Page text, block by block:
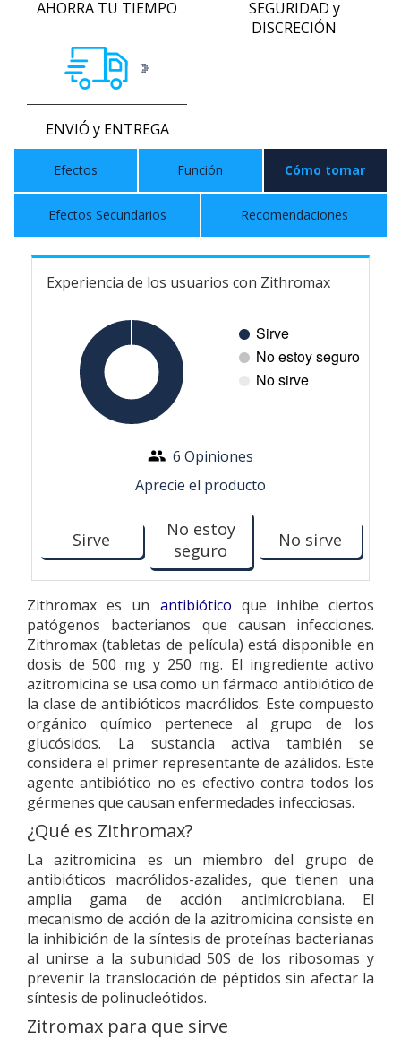
AHORRA TU TIEMPO
SEGURIDAD y
DISCRECIÓN
ENVIÓ y ENTREGA
Efectos Función Cómo tomar
Efectos Secundarios Recomendaciones
Experiencia de los usuarios con Zithromax
6 Opiniones
Aprecie el producto
Sirve
No estoy
seguro
No sirve
Zithromax es un antibiótico que inhibe ciertos
patógenos bacterianos que causan infecciones.
Zithromax (tabletas de película) está disponible en
dosis de 500 mg y 250 mg. El ingrediente activo
azitromicina se usa como un fármaco antibiótico de
la clase de antibióticos macrólidos. Este compuesto
orgánico químico pertenece al grupo de los
glucósidos. La sustancia activa también se
considera el primer representante de azálidos. Este
agente antibiótico no es efectivo contra todos los
gérmenes que causan enfermedades infecciosas.
¿Qué es Zithromax?
La azitromicina es un miembro del grupo de
antibióticos macrólidos-azalides, que tienen una
amplia gama de acción antimicrobiana. El
mecanismo de acción de la azitromicina consiste en
la inhibición de la síntesis de proteínas bacterianas
al unirse a la subunidad 50S de los ribosomas y
prevenir la translocación de péptidos sin afectar la
síntesis de polinucleótidos.
Zitromax para que sirve